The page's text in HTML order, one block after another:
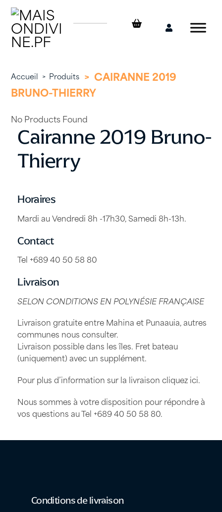
Skip
content
Mon
Accueil > Produits > CAIRANNE 2019
BRUNO-THIERRY
Cairanne 2019 Bruno-
Thierry
Horaires
Mardi au Vendredi 8h -17h30, Samedi 8h-13h.
Contact
Tel +689 40 50 58 80
Livraison
SELON CONDITIONS EN POLYNÉSIE FRANÇAISE
Livraison gratuite entre Mahina et Punaauia, autres
communes nous consulter.
Livraison possible dans les îles. Fret bateau
(uniquement) avec un supplément.
Pour plus d’information sur la livraisoncliquez ici.
Nous sommes à votre disposition pour répondre à
vos questions au Tel +689 40 50 58 80.
No Products Found
Conditions de livraison